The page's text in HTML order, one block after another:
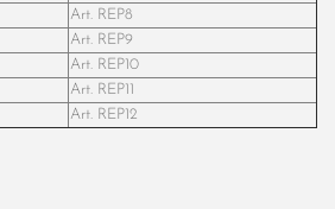
Art. REP8
Art. REP9
Art. REP10
Art. REP11
Art. REP12